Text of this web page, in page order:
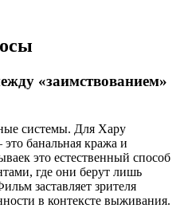
«заимствованием»
системы. Для Хару
банальная кража и
это естественный способ
где они берут лишь
заставляет зрителя
в контексте выживания.